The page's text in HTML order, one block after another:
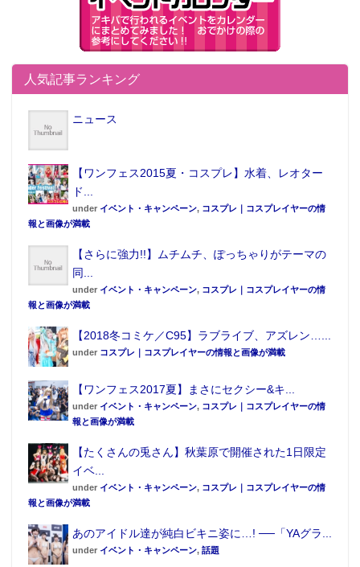
人気記事ランキング
ニュース
【ワンフェス2015夏・コスプレ】水着、レオター
ド...
under イベント・キャンペーン, コスプレ｜コスプレイヤーの情
報と画像が満載
【さらに強力!!】ムチムチ、ぽっちゃりがテーマの
同...
under イベント・キャンペーン, コスプレ｜コスプレイヤーの情
報と画像が満載
【2018冬コミケ／C95】ラブライブ、アズレン…...
under コスプレ｜コスプレイヤーの情報と画像が満載
【ワンフェス2017夏】まさにセクシー&キ...
under イベント・キャンペーン, コスプレ｜コスプレイヤーの情
報と画像が満載
【たくさんの兎さん】秋葉原で開催された1日限定
イベ...
under イベント・キャンペーン, コスプレ｜コスプレイヤーの情
報と画像が満載
あのアイドル達が純白ビキニ姿に…! ──「YAグラ...
under イベント・キャンペーン, 話題